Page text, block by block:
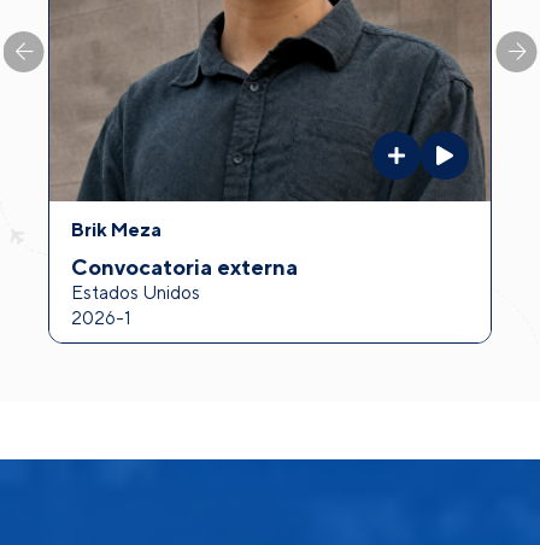
Brik Meza
Convocatoria externa
Estados Unidos
2026-1